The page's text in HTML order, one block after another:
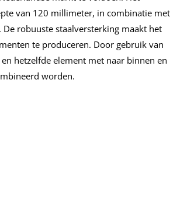
van 120 millimeter, in combinatie met
robuuste staalversterking maakt het
te produceren. Door gebruik van
hetzelfde element met naar binnen en
worden.